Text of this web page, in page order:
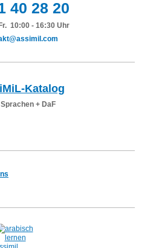
40 28 20
10:00 - 16:30 Uhr
Katalog
+ DaF